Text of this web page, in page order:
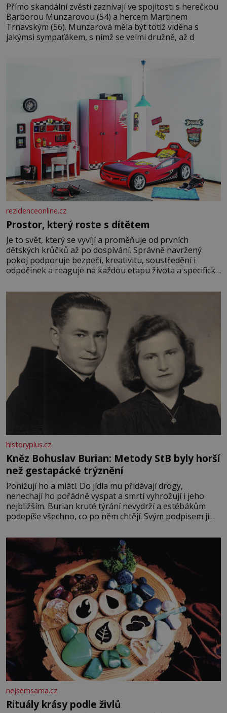
Přímo skandální zvěsti zaznívají ve spojitosti s herečkou
Barborou Munzarovou (54) a hercem Martinem
Trnavským (56). Munzarová měla být totiž viděna s
jakýmsi sympaťákem, s nímž se velmi družně, až d
rezidenceonline.cz
Prostor, který roste s dítětem
Je to svět, který se vyvíjí a proměňuje od prvních
dětských krůčků až po dospívání. Správně navržený
pokoj podporuje bezpečí, kreativitu, soustředění i
odpočinek a reaguje na každou etapu života a specifické
měkkost a bezpečí, proto by pokoj miminka měl působit
především klidně a útulně. Předškolní věk je
historyplus.cz
Kněz Bohuslav Burian: Metody StB byly horší
než gestapácké trýznění
Ponižují ho a mlátí. Do jídla mu přidávají drogy,
nenechají ho pořádně vyspat a smrtí vyhrožují i jeho
nejbližším. Burian kruté týrání nevydrží a estébákům
podepíše všechno, co po něm chtějí. Svým podpisem jim
fyzický ani psychický nátlak. Syn brněnského řezníka
chce být knězem a
nejsemsama.cz
Rituály krásy podle živlů